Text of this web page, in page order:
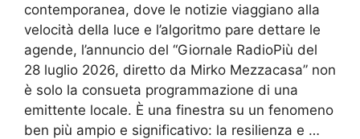
contemporanea, dove le notizie viaggiano alla
velocità della luce e l’algoritmo pare dettare le
agende, l’annuncio del “Giornale RadioPiù del
28 luglio 2026, diretto da Mirko Mezzacasa” non
è solo la consueta programmazione di una
emittente locale. È una finestra su un fenomeno
ben più ampio e significativo: la resilienza e …